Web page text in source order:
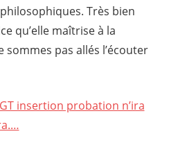
Très bien
qu’elle maîtrise à la
pas allés l’écouter
insertion probation n’ira